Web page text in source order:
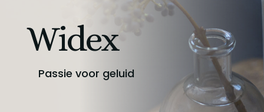
Widex
Passie voor geluid